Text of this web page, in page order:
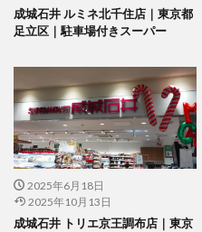
成城石井 ルミネ北千住店｜東京都
足立区｜駐車場付きスーパー
2025年6月18日
2025年10月13日
成城石井 トリエ京王調布店｜東京